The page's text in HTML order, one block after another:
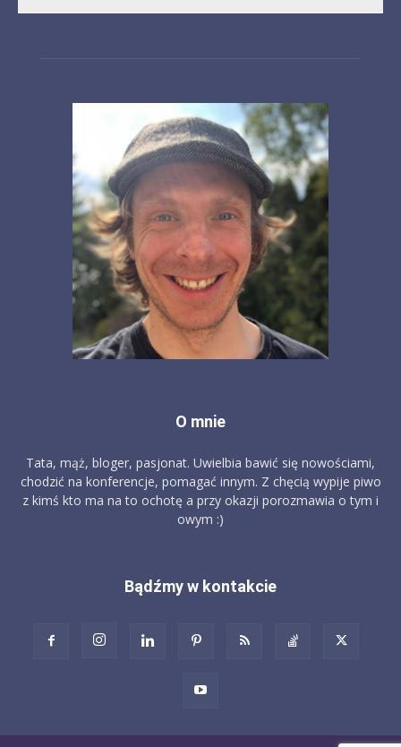
O mnie
Tata, mąż, bloger, pasjonat. Uwielbia bawić się nowościami,
chodzić na konferencje, pomagać innym. Z chęcią wypije piwo
z kimś kto ma na to ochotę a przy okazji porozmawia o tym i
owym :)
Bądźmy w kontakcie